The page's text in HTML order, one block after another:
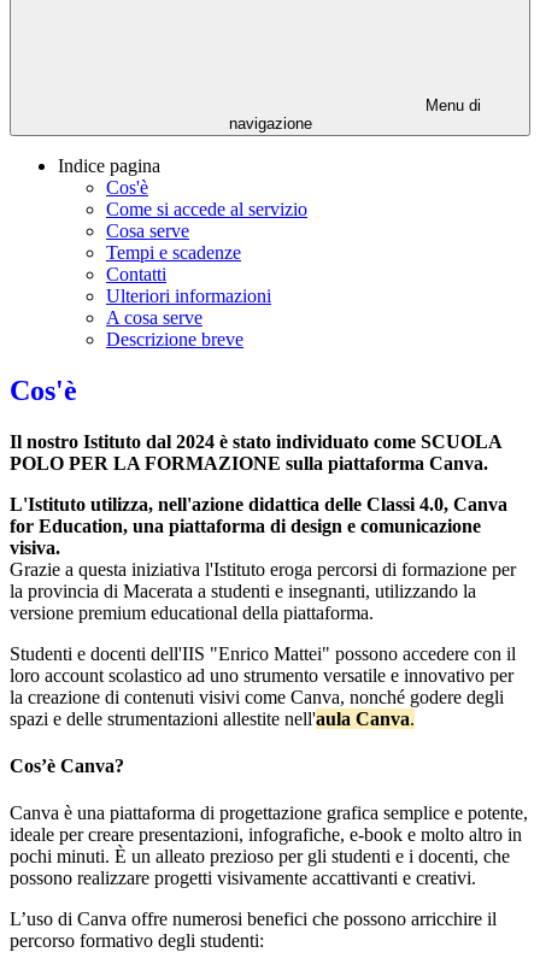
Menu di
navigazione
Indice pagina
Cos'è
Come si accede al servizio
Cosa serve
Tempi e scadenze
Contatti
Ulteriori informazioni
A cosa serve
Descrizione breve
Cos'è
Il nostro Istituto dal 2024 è stato individuato come SCUOLA
POLO PER LA FORMAZIONE sulla piattaforma Canva.
L'Istituto utilizza, nell'azione didattica delle Classi 4.0, Canva
for Education, una piattaforma di design e comunicazione
visiva.
Grazie a questa iniziativa l'Istituto eroga percorsi di formazione per
la provincia di Macerata a studenti e insegnanti, utilizzando la
versione premium educational della piattaforma.
Studenti e docenti dell'IIS "Enrico Mattei" possono accedere con il
loro account scolastico ad uno strumento versatile e innovativo per
la creazione di contenuti visivi come Canva, nonché godere degli
spazi e delle strumentazioni allestite nell'aula Canva.
Cos’è Canva?
Canva è una piattaforma di progettazione grafica semplice e potente,
ideale per creare presentazioni, infografiche, e-book e molto altro in
pochi minuti. È un alleato prezioso per gli studenti e i docenti, che
possono realizzare progetti visivamente accattivanti e creativi.
L’uso di Canva offre numerosi benefici che possono arricchire il
percorso formativo degli studenti: